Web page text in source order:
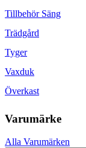
Tillbehör Säng
Trädgård
Tyger
Vaxduk
Överkast
Varumärke
Alla Varumärken